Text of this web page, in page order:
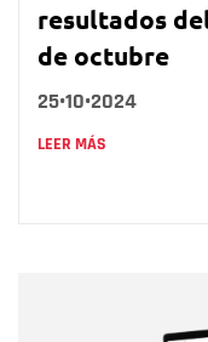
resultados
de octubre
25•10•2024
LEER MÁS